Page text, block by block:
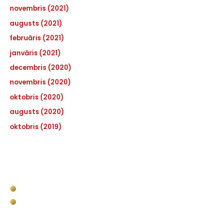
novembris (2021)
augusts (2021)
februāris (2021)
janvāris (2021)
decembris (2020)
novembris (2020)
oktobris (2020)
augusts (2020)
oktobris (2019)